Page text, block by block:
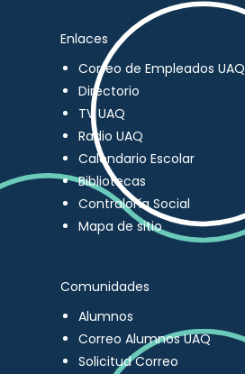
Enlaces
Correo de Empleados UAQ
Directorio
TV UAQ
Radio UAQ
Calendario Escolar
Bibliotecas
Contraloría Social
Mapa de sitio
Comunidades
Alumnos
Correo Alumnos UAQ
Solicitud Correo